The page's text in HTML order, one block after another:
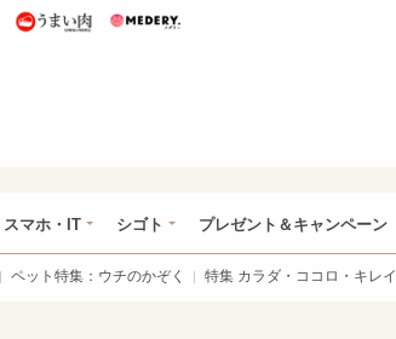
うまいパン うまい肉
スマホ・IT シゴト プレゼント＆キャンペーン
ペット特集：ウチのかぞく 特集 カラダ・ココロ・キレイ